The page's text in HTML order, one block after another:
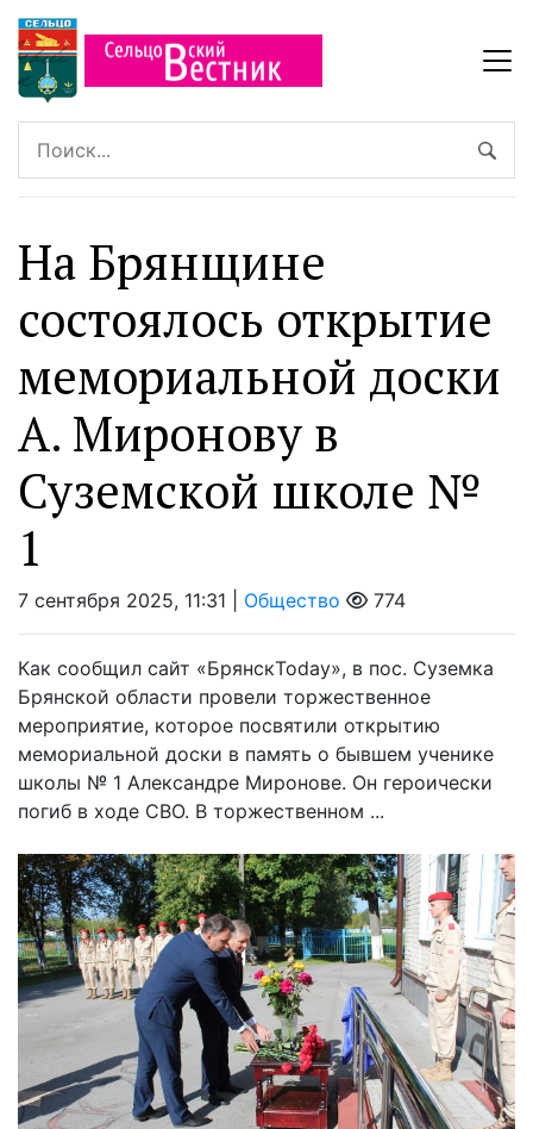
На Брянщине
состоялось открытие
мемориальной доски
А. Миронову в
Суземской школе №
1
7 сентября 2025, 11:31 | Общество 774
Как сообщил сайт «БрянскToday», в пос. Суземка
Брянской области провели торжественное
мероприятие, которое посвятили открытию
мемориальной доски в память о бывшем ученике
школы № 1 Александре Миронове. Он героически
погиб в ходе СВО. В торжественном ...